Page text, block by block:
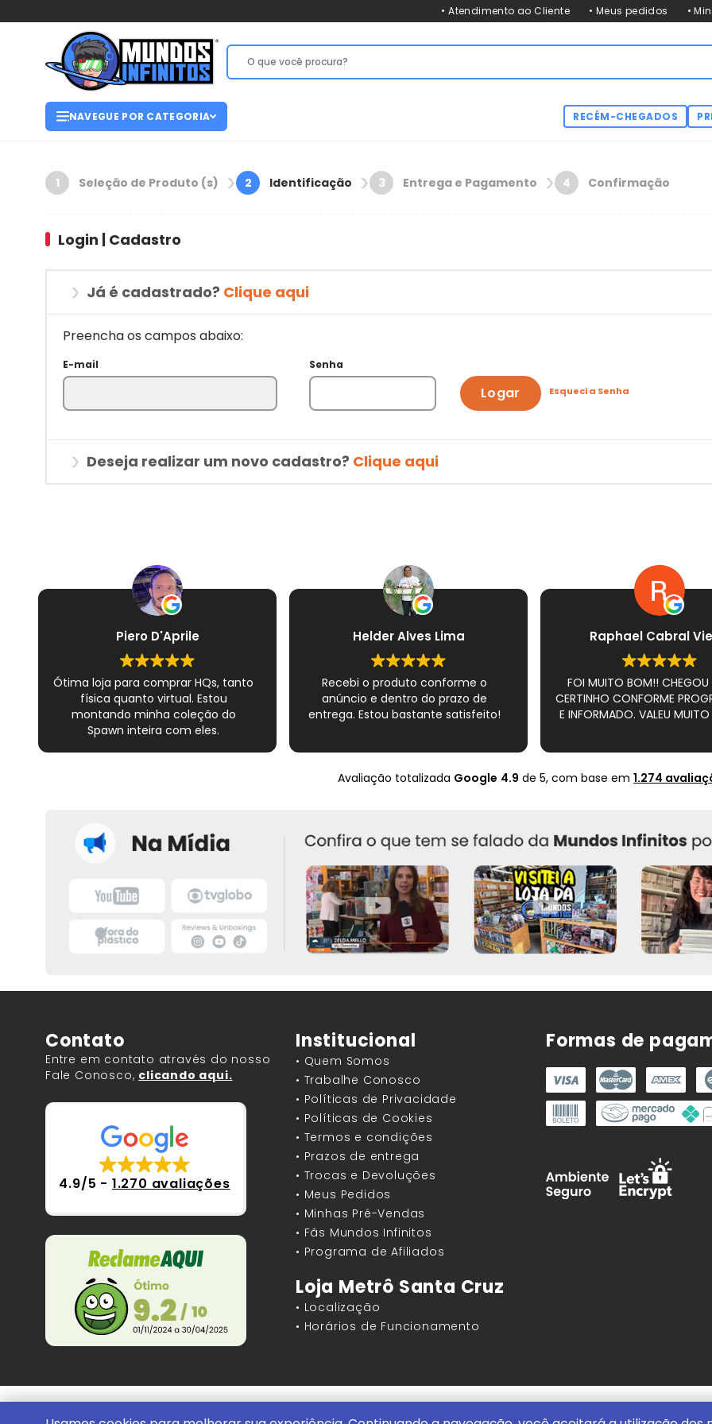
• Atendimento ao Cliente • Meus pedidos •
NAVEGUE POR CATEGORIA RECÉM-CHEGADOS
1 Seleção de Produto (s) 2 Identificação 3 Entrega e Pagamento 4 Confirmação
Login | Cadastro
Já é cadastrado? Clique aqui
Preencha os campos abaixo:
E-mail Senha
Logar Esqueci a Senha
Deseja realizar um novo cadastro? Clique aqui
Piero D'Aprile
Ótima loja para comprar HQs, tanto
física quanto virtual. Estou
montando minha coleção do
Spawn inteira com eles.
Helder Alves Lima
Recebi o produto conforme o
anúncio e dentro do prazo de
entrega. Estou bastante satisfeito!
Raphael Cabral
FOI MUITO BOM!!
CERTINHO CONFORME
E INFORMADO. VALEU MUITO
Avaliação totalizada Google 4.9 de 5, com base em 1.274
Contato
Entre em contato através do nosso
Fale Conosco, clicando aqui.
4.9/5 - 1.270 avaliações
Institucional
• Quem Somos
• Trabalhe Conosco
• Políticas de Privacidade
• Políticas de Cookies
• Termos e condições
• Prazos de entrega
• Trocas e Devoluções
• Meus Pedidos
• Minhas Pré-Vendas
• Fãs Mundos Infinitos
• Programa de Afiliados
Loja Metrô Santa Cruz
• Localização
• Horários de Funcionamento
Formas de
Mundos Infinitos - Publicações e Geek Store |ContentStuff Publicações e Assinaturas Ltda. CNPJ -